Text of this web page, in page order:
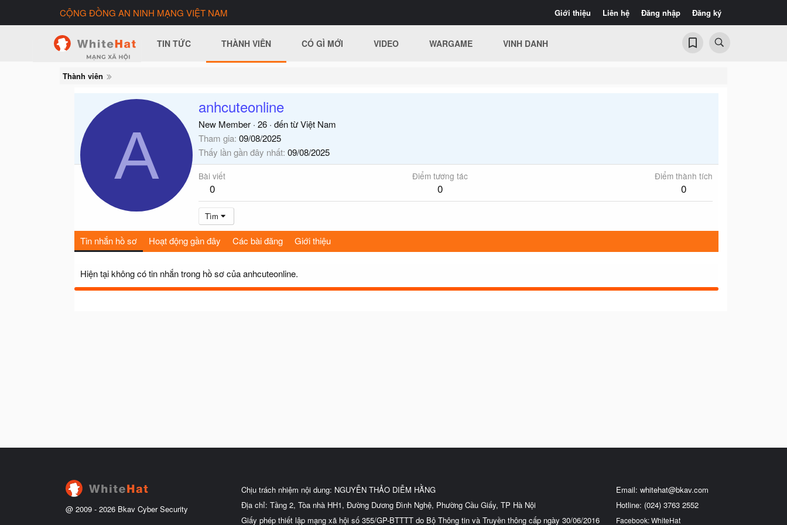
Giới thiệu Liên hệ Đăng nhập Đăng ký
CỘNG ĐỒNG AN NINH MẠNG VIỆT NAM
TIN TỨC THÀNH VIÊN CÓ GÌ MỚI VIDEO WARGAME VINH DANH
Thành viên
A
anhcuteonline
New Member · 26 · đến từViệt Nam
Tham gia 09/08/2025
Thấy lần gần đây nhất 09/08/2025
Bài viết
0
Điểm tương tác
0
Điểm thành tích
0
Tìm
Tin nhắn hồ sơ Hoạt động gần đây Các bài đăng Giới thiệu
Hiện tại không có tin nhắn trong hồ sơ của anhcuteonline.
@ 2009 - 2026 Bkav Cyber Security
Chịu trách nhiệm nội dung: NGUYỄN THẢO DIỄM HẰNG
Địa chỉ: Tầng 2, Tòa nhà HH1, Đường Dương Đình Nghệ, Phường Cầu Giấy, TP Hà Nội
Giấy phép thiết lập mạng xã hội số 355/GP-BTTTT do Bộ Thông tin và Truyền thông cấp ngày 30/06/2016
Email: whitehat@bkav.com
Hotline: (024) 3763 2552
Facebook: WhiteHat